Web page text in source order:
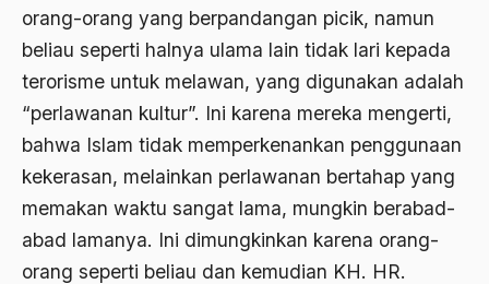
orang-orang yang berpandangan picik, namun
beliau seperti halnya ulama lain tidak lari kepada
terorisme untuk melawan, yang digunakan adalah
“perlawanan kultur”. Ini karena mereka mengerti,
bahwa Islam tidak memperkenankan penggunaan
kekerasan, melainkan perlawanan bertahap yang
memakan waktu sangat lama, mungkin berabad-
abad lamanya. Ini dimungkinkan karena orang-
orang seperti beliau dan kemudian KH. HR.
Ali Murtopo
Ali Shariati
Ali Sidikin
Ali Syahbana
Aliran AHmadiyah
Aliran Kepercayaan